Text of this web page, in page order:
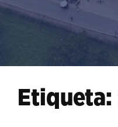
Etiqueta: